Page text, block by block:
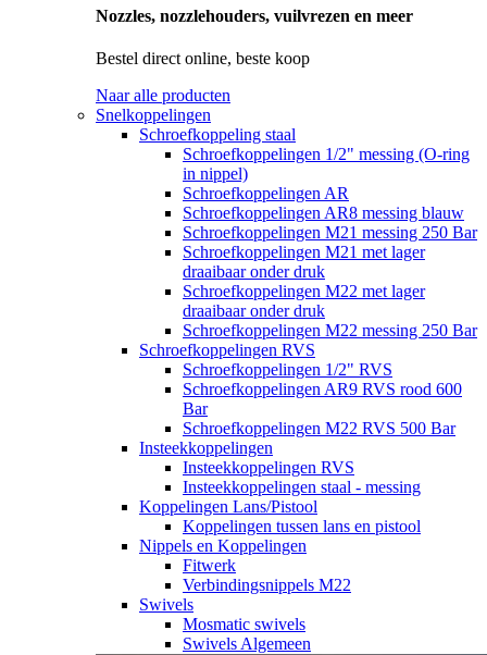
Nozzles, nozzlehouders, vuilvrezen en meer
Bestel direct online, beste koop
Naar alle producten
Snelkoppelingen
Schroefkoppeling staal
Schroefkoppelingen 1/2" messing (O-ring
in nippel)
Schroefkoppelingen AR
Schroefkoppelingen AR8 messing blauw
Schroefkoppelingen M21 messing 250 Bar
Schroefkoppelingen M21 met lager
draaibaar onder druk
Schroefkoppelingen M22 met lager
draaibaar onder druk
Schroefkoppelingen M22 messing 250 Bar
Schroefkoppelingen RVS
Schroefkoppelingen 1/2" RVS
Schroefkoppelingen AR9 RVS rood 600
Bar
Schroefkoppelingen M22 RVS 500 Bar
Insteekkoppelingen
Insteekkoppelingen RVS
Insteekkoppelingen staal - messing
Koppelingen Lans/Pistool
Koppelingen tussen lans en pistool
Nippels en Koppelingen
Fitwerk
Verbindingsnippels M22
Swivels
Mosmatic swivels
Swivels Algemeen